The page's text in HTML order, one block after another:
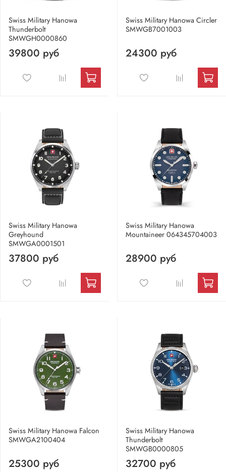
Swiss Military Hanowa
Thunderbolt
SMWGH0000860
39800 руб
Swiss Military Hanowa Circler
SMWGB7001003
24300 руб
Swiss Military Hanowa
Greyhound
SMWGA0001501
37800 руб
Swiss Military Hanowa
Mountaineer 064345704003
28900 руб
Swiss Military Hanowa Falcon
SMWGA2100404
25300 руб
Swiss Military Hanowa
Thunderbolt
SMWGB0000805
32700 руб